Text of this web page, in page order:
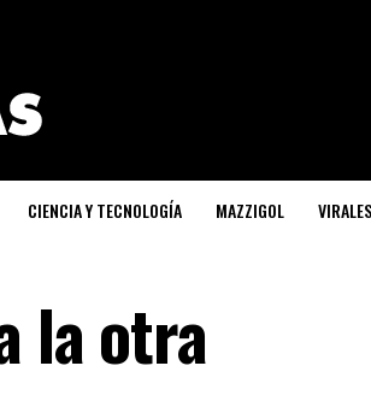
CIENCIA Y TECNOLOGÍA MAZZIGOL VIRALES
la otra